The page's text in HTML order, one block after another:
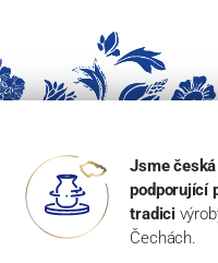
Jsme
podporující
tradici
Čechách.